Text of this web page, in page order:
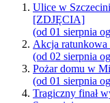
Ulice w
[ZDJĘCIA]
(od 01 sierpnia
Akcja ratunkowa
(od 02 sierpnia
Pożar domu w
(od 01 sierpnia
Tragiczny finał